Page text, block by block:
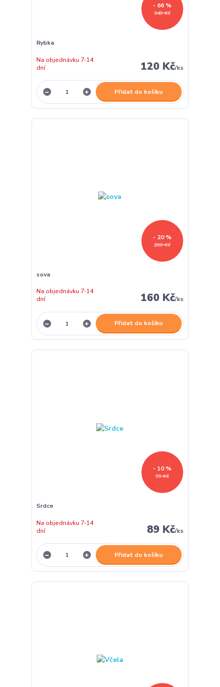
349 Kč
- 66 %
Rybka
120 Kč/ks
Na objednávku 7-14
dní
Přidat do košíku
200 Kč
- 20 %
sova
160 Kč/ks
Na objednávku 7-14
dní
Přidat do košíku
99 Kč
- 10 %
Srdce
89 Kč/ks
Na objednávku 7-14
dní
Přidat do košíku